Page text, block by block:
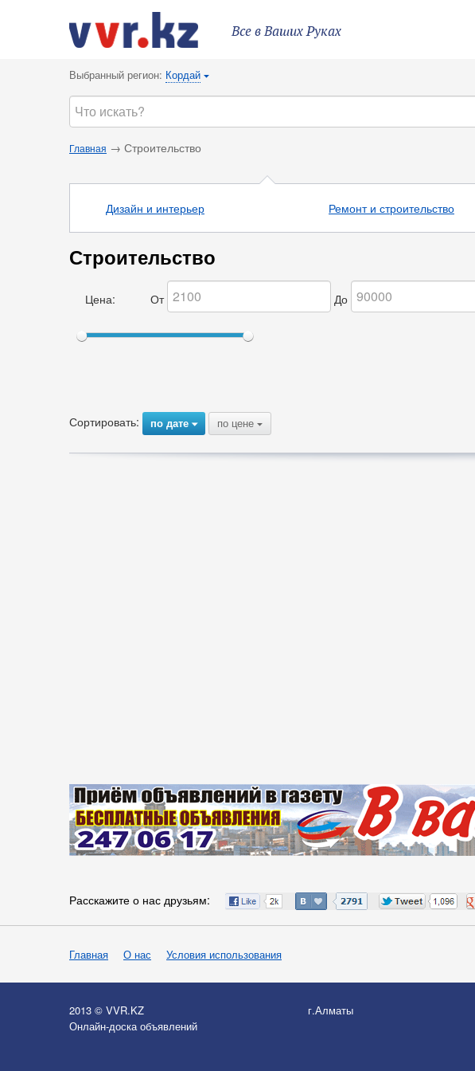
Все в Ваших Руках
Выбранный регион: Кордай {
Главная → Строительство
Дизайн и интерьер Ремонт и строительство
Строительство
Цена: От До
Сортировать: по дате{ по цене {
Расскажите о нас друзьям:
Главная О нас Условия использования
2013 © VVR.KZ
Онлайн-доска объявлений
г.Алматы